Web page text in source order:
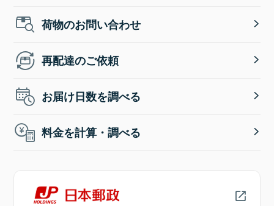
荷物のお問い合わせ
再配達のご依頼
お届け日数を調べる
料金を計算・調べる